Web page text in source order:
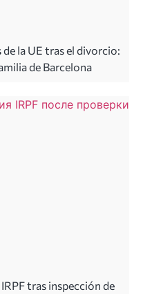
la UE tras el divorcio:
de Barcelona
tras inspección de